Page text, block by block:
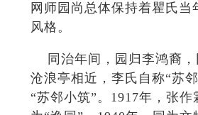
网师园尚总体保持着瞿氏当
风格。
同治年间，园归李鸿裔，
沧浪亭相近，李氏自称“苏
“苏邻小筑”。1917年，张作